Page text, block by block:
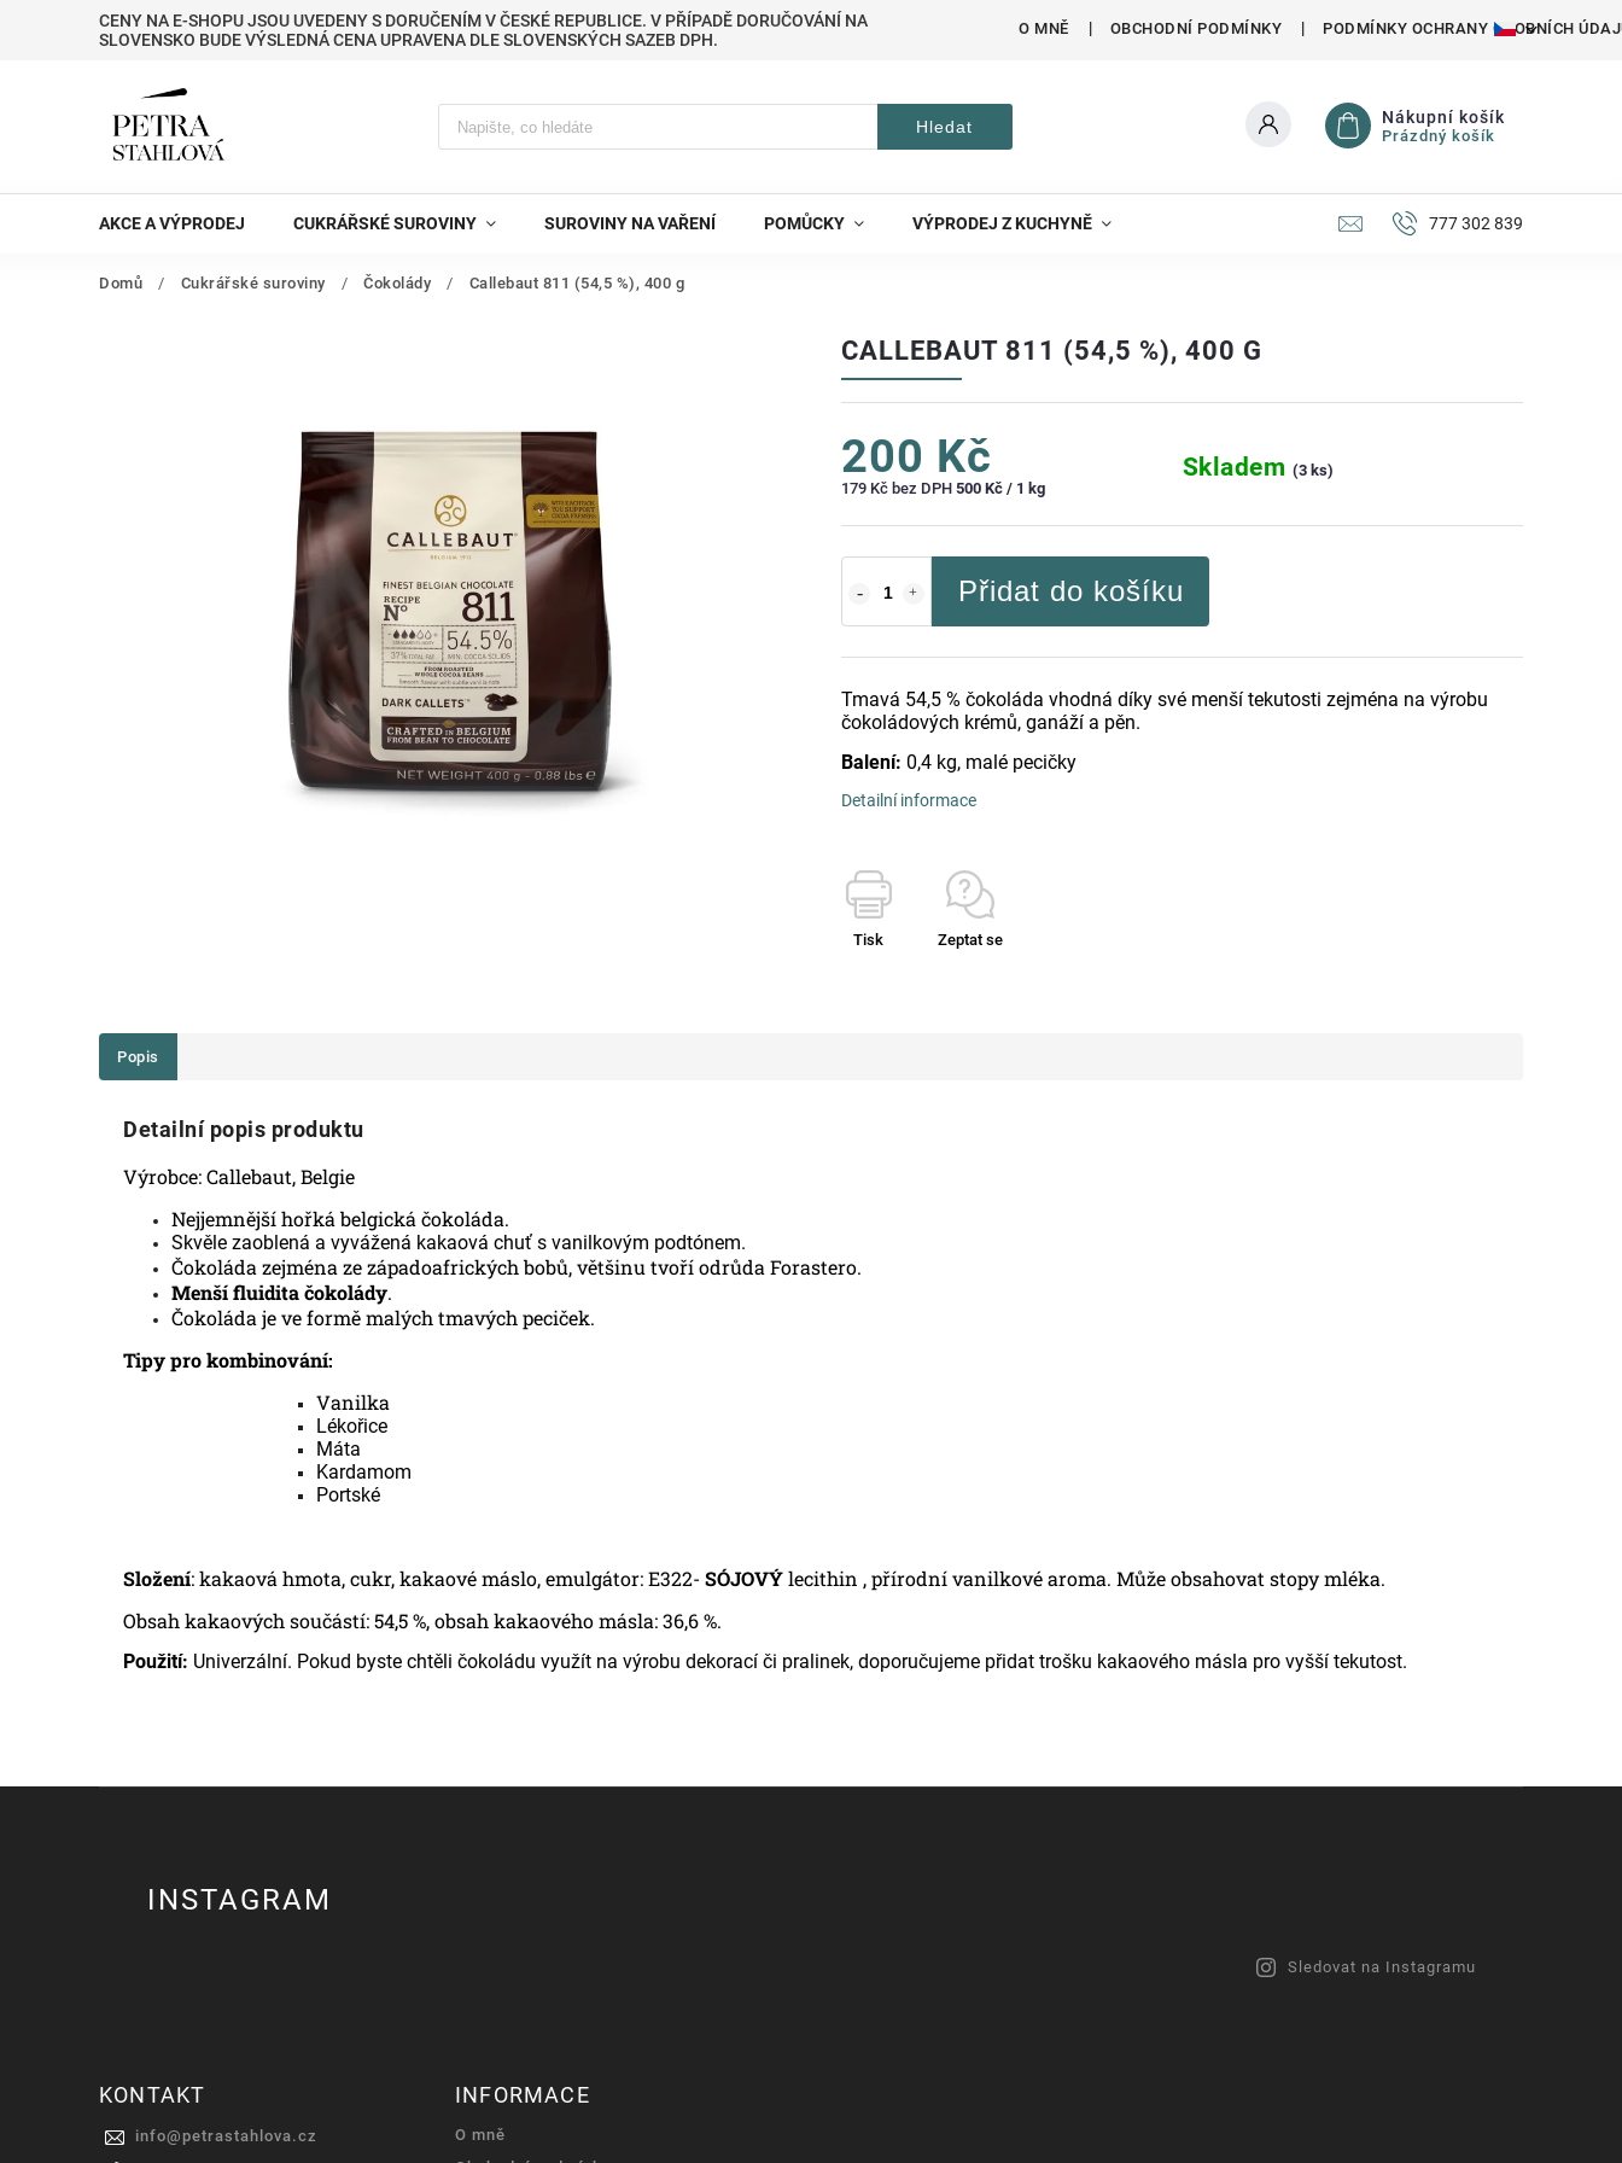
CENY NA E-SHOPU JSOU UVEDENY S DORUČENÍM V ČESKÉ REPUBLICE. V PŘÍPADĚ DORUČOVÁNÍ NA
SLOVENSKO BUDE VÝSLEDNÁ CENA UPRAVENA DLE SLOVENSKÝCH SAZEB DPH.
O MNĚ OBCHODNÍ PODMÍNKY PODMÍNKY OCHRANY OSOBNÍCH
Hledat Nákupní košík
Prázdný košík
AKCE A VÝPRODEJ CUKRÁŘSKÉ SUROVINY SUROVINY NA VAŘENÍ POMŮCKY VÝPRODEJ Z KUCHYNĚ 777 302 839
Domů / Cukrářské suroviny / Čokolády / Callebaut 811 (54,5 %), 400 g
CALLEBAUT 811 (54,5 %), 400 G
200 Kč
179 Kč bez DPH 500 Kč / 1 kg
Skladem (3 ks)
Přidat do košíku
Tmavá 54,5 % čokoláda vhodná díky své menší tekutosti zejména na výrobu
čokoládových krémů, ganáží a pěn.
Balení: 0,4 kg, malé pecičky
Detailní informace
Tisk Zeptat se
Popis
Detailní popis produktu
Výrobce: Callebaut, Belgie
Nejjemnější hořká belgická čokoláda.
Skvěle zaoblená a vyvážená kakaová chuť s vanilkovým podtónem.
Čokoláda zejména ze západoafrických bobů, většinu tvoří odrůda Forastero.
Menší fluidita čokolády.
Čokoláda je ve formě malých tmavých peciček.
Tipy pro kombinování:
Vanilka
Lékořice
Máta
Kardamom
Portské
Složení: kakaová hmota, cukr, kakaové máslo, emulgátor: E322- SÓJOVÝlecithin , přírodní vanilkové aroma. Může obsahovat stopy mléka.
Obsah kakaových součástí: 54,5 %, obsah kakaového másla: 36,6 %.
Použití: Univerzální. Pokud byste chtěli čokoládu využít na výrobu dekorací či pralinek, doporučujeme přidat trošku kakaového másla pro vyšší tekutost.
INSTAGRAM
Sledovat na Instagramu
KONTAKT
info@petrastahlova.cz
INFORMACE
O mně